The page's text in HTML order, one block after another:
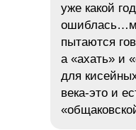
уже какой
пытаются
а «ахать» и
для
века-это и